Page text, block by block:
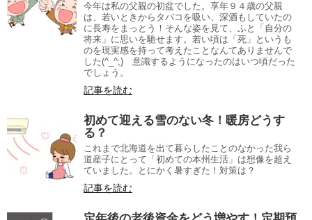
今年は私の父親の初盆でした。享年９４歳の父親
は、若いときからタバコを吸い、深酒もしていたの
に長寿をまっとう！そんな姿を見て、ふと「自分の
将来」に思いを馳せます。若い頃は「死」というも
のを現実感を持って考えたことなんてありませんで
した(^_^;) 意識するようになったのはいつ頃だった
でしょう。
記事を読む
初めて迎える雪のない冬！暖房どうす
る？
これまで北海道を出て暮らしたことのなかった我ら
道産子にとって「初めての本州生活」は想像を超え
ていました。とにかく暑すぎた！対策は？
記事を読む